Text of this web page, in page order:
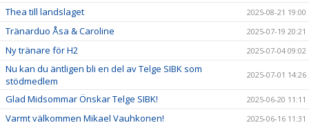
Thea till landslaget 2025-08-21 19:00
Tränarduo Åsa & Caroline 2025-07-19 20:21
Ny tränare för H2 2025-07-04 09:02
Nu kan du äntligen bli en del av Telge SIBK som
stödmedlem
2025-07-01 14:26
Glad Midsommar Önskar Telge SIBK! 2025-06-20 11:11
Varmt välkommen Mikael Vauhkonen! 2025-06-16 11:31